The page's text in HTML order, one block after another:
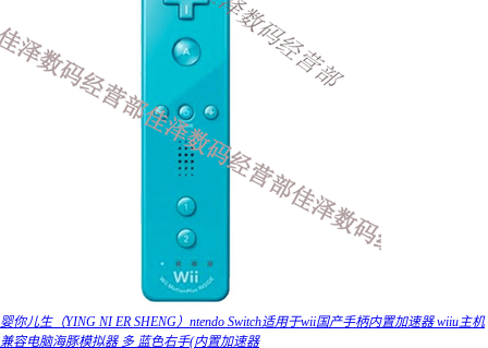
婴你儿生（YING NI ER SHENG）ntendo Switch适用于wii国产手柄内置加速器 wiiu主机
兼容电脑海豚模拟器 多 蓝色右手(内置加速器